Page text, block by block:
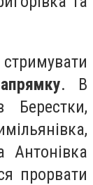
. В
Берестки,
Антонівка
прорвати